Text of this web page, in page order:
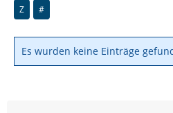
Z
#
Es wurden keine Einträge